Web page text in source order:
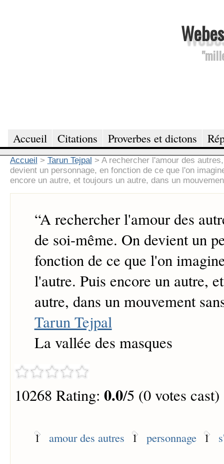
Accueil Citations Proverbes et dictons
Accueil > Tarun Tejpal > A rechercher l'amour des
devient un personnage, en fonction de ce que l'on
encore un autre, et toujours un autre, dans un
“A rechercher l'amour des
de soi-même. On devient un
fonction de ce que l'on
l'autre. Puis encore un autre,
autre, dans un mouvement
Tarun Tejpal
La vallée des masques
10268 Rating: 0.0/5 (0 votes cast)
1 amour des autres 1 personnage 1